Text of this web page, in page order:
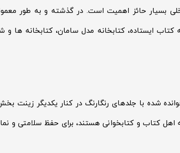
بسیار حائز اهمیت است. در گذشته و به طور
کتاب ایستاده، کتابخانه مدل سامان، کتابخانه ها
شده با جلدهای رنگارنگ در کنار یکدیگر زینت
کتاب و کتابخوانی هستند، برای حفظ سلامتی و